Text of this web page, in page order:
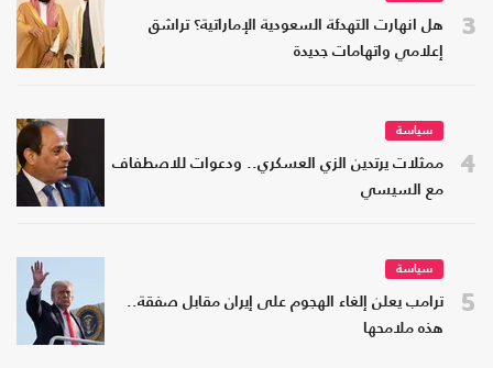
3
هل انهارت التهدئة السعودية الإماراتية؟ تراشق
إعلامي واتهامات جديدة
4
سياسة
ممثلات يرتدين الزي العسكري.. ودعوات للاصطفاف
مع السيسي
5
سياسة
ترامب يعلن إلغاء الهجوم على إيران مقابل صفقة..
هذه ملامحها